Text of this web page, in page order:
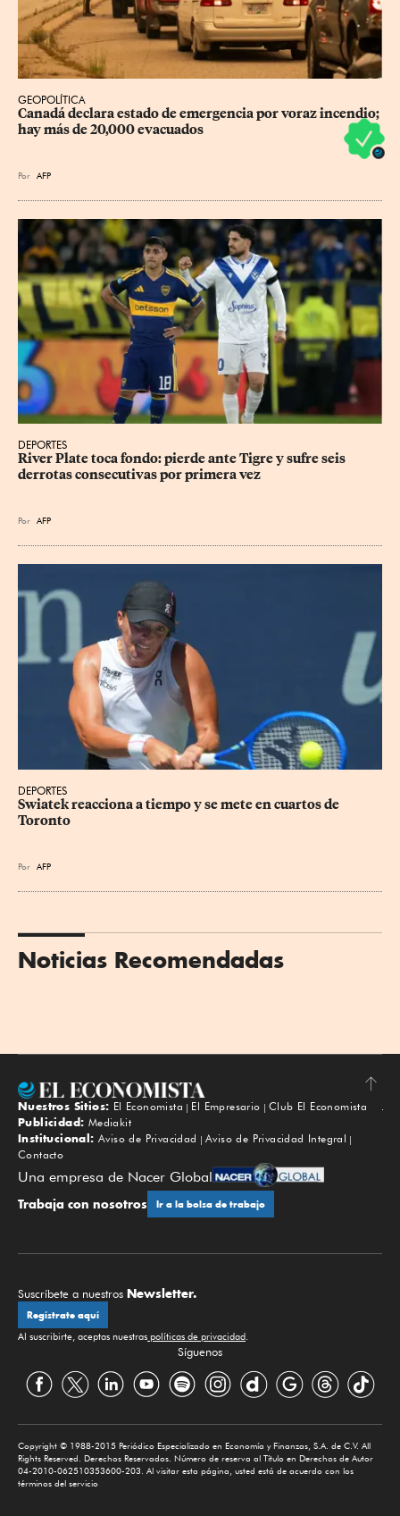
GEOPOLÍTICA
Canadá declara estado de emergencia por voraz incendio;
hay más de 20,000 evacuados
Por AFP
DEPORTES
River Plate toca fondo: pierde ante Tigre y sufre seis
derrotas consecutivas por primera vez
Por AFP
DEPORTES
Swiatek reacciona a tiempo y se mete en cuartos de
Toronto
Por AFP
Noticias Recomendadas
Subir
Nuestros Sitios: El Economista El Empresario
Club El Economista
Publicidad: Mediakit
Institucional: Aviso de Privacidad
Aviso de Privacidad Integral
Contacto
Una empresa de Nacer Global
Trabaja con nosotros Ir a la bolsa de trabajo
Suscríbete a nuestros Newsletter.
Regístrate aquí
Al suscribirte, aceptas nuestras políticas de privacidad.
Síguenos
Copyright © 1988-2015 Periódico Especializado en Economía y Finanzas, S.A. de C.V. All
Rights Reserved. Derechos Reservados. Número de reserva al Título en Derechos de Autor
04-2010-062510353600-203. Al visitar esta página, usted está de acuerdo con los
términos del servicio